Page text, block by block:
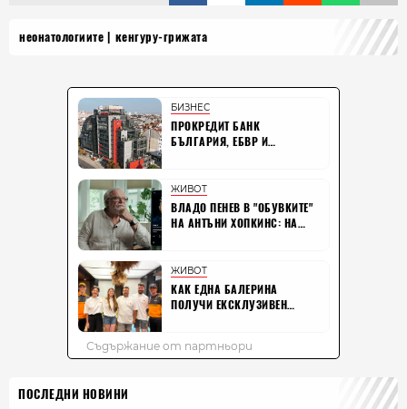
неонатологиите кенгуру-грижата
ПОСЛЕДНИ НОВИНИ